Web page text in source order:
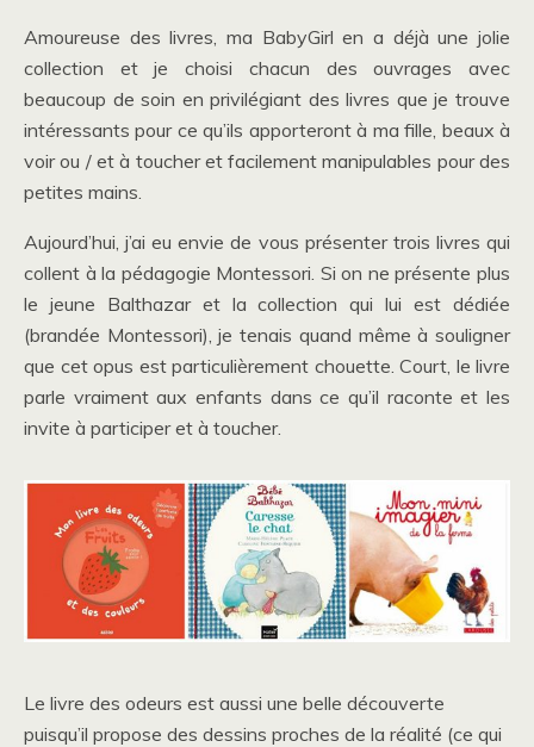
Amoureuse des livres, ma BabyGirl en a déjà une jolie
collection et je choisi chacun des ouvrages avec
beaucoup de soin en privilégiant des livres que je trouve
intéressants pour ce qu’ils apporteront à ma fille, beaux à
voir ou / et à toucher et facilement manipulables pour des
petites mains.
Aujourd’hui, j’ai eu envie de vous présenter trois livres qui
collent à la pédagogie Montessori. Si on ne présente plus
le jeune Balthazar et la collection qui lui est dédiée
(brandée Montessori), je tenais quand même à souligner
que cet opus est particulièrement chouette. Court, le livre
parle vraiment aux enfants dans ce qu’il raconte et les
invite à participer et à toucher.
Le livre des odeurs est aussi une belle découverte
puisqu’il propose des dessins proches de la réalité (ce qui